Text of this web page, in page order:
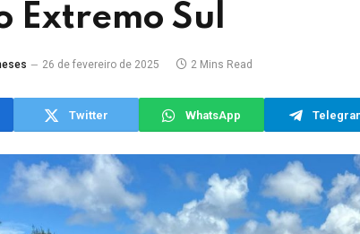
Extremo Sul
26 de fevereiro de 2025 2 Mins Read
Twitter WhatsApp